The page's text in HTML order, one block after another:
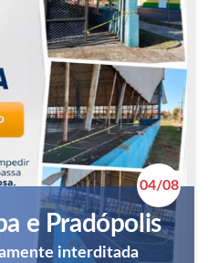
Taiaçu/Taiúva
04/08
e Pradópolis
interditada